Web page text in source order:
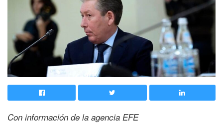
Con información de la agencia EFE